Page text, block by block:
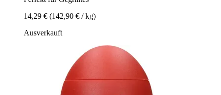
14,29 € (142,90 € / kg)
Ausverkauft